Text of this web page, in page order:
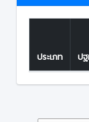
ประเภท ป